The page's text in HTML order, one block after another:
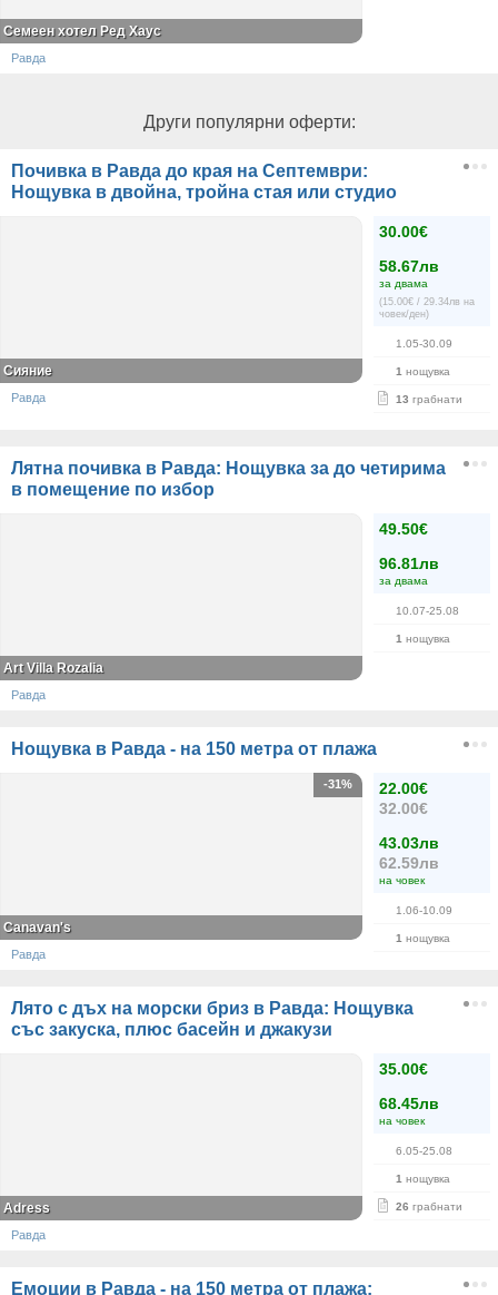
Семеен хотел Ред Хаус
Равда
Други популярни оферти:
Почивка в Равда до края на Септември:
Нощувка в двойна, тройна стая или студио
30.00€
58.67лв
за двама
(15.00€ / 29.34лв на
човек/ден)
1.05-30.09
1 нощувка
13 грабнати
Сияние
Равда
Лятна почивка в Равда: Нощувка за до четирима
в помещение по избор
49.50€
96.81лв
за двама
10.07-25.08
1 нощувка
Art Villa Rozalia
Равда
Нощувка в Равда - на 150 метра от плажа
22.00€
32.00€
43.03лв
62.59лв
на човек
1.06-10.09
1 нощувка
-31%
Canavan's
Равда
Лято с дъх на морски бриз в Равда: Нощувка
със закуска, плюс басейн и джакузи
35.00€
68.45лв
на човек
6.05-25.08
1 нощувка
26 грабнати
Adress
Равда
Емоции в Равда - на 150 метра от плажа: